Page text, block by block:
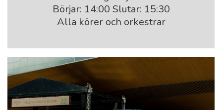
Börjar: 14:00 Slutar: 15:30
Alla körer och orkestrar